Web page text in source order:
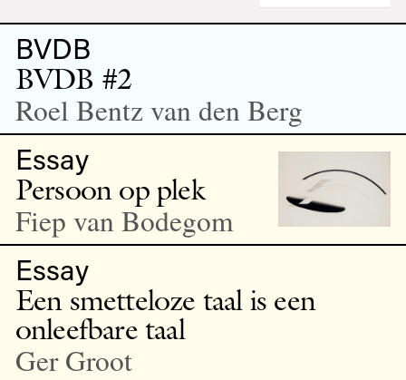
BVDB
BVDB #2
Roel Bentz van den Berg
Essay
Persoon op plek
Fiep van Bodegom
Essay
Een smetteloze taal is een
onleefbare taal
Ger Groot